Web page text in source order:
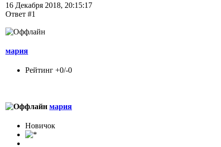
16 Декабря 2018, 20:15:17
Ответ #1
мария
Рейтинг +0/-0
мария
Новичок